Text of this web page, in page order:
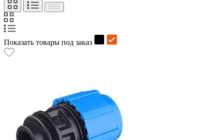
Показать товары под заказ